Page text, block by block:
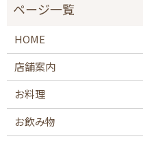
HOME
店舗案内
お料理
お飲み物